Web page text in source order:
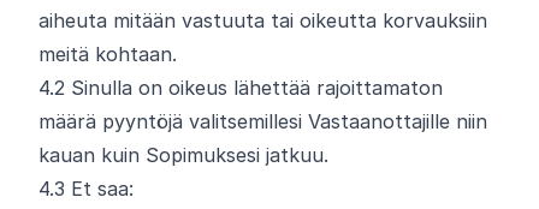
aiheuta mitään vastuuta tai oikeutta korvauksiin
meitä kohtaan.
4.2 Sinulla on oikeus lähettää rajoittamaton
määrä pyyntöjä valitsemillesi Vastaanottajille niin
kauan kuin Sopimuksesi jatkuu.
4.3 Et saa: